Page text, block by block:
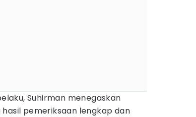
Suhirman menegaskan
pemeriksaan lengkap dan